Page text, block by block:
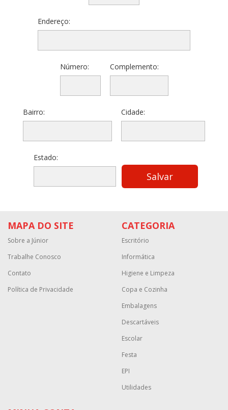
Endereço:
Número: Complemento:
Bairro: Cidade:
Estado:
MAPA DO SITE
Sobre a Júnior
Trabalhe Conosco
Contato
Política de Privacidade
CATEGORIA
Escritório
Informática
Higiene e Limpeza
Copa e Cozinha
Embalagens
Descartáveis
Escolar
Festa
EPI
Utilidades